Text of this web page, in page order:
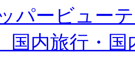
パービュー
国内旅行・